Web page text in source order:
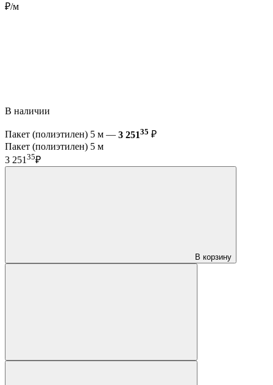
₽/м
В наличии
Пакет (полиэтилен) 5 м — 3 25135 ₽
Пакет (полиэтилен) 5 м
3 251 35₽
В корзину